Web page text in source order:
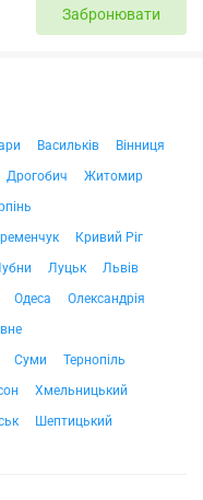
Забронювати
Васильків
Вінниця
Дрогобич
Житомир
Кривий Ріг
Луцьк
Львів
Одеса
Олександрія
Суми
Тернопіль
Хмельницький
Шептицький